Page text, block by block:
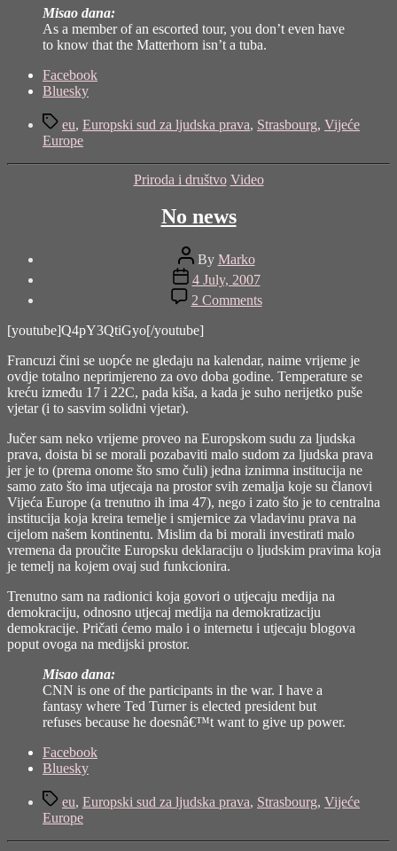
Misao dana:
As a member of an escorted tour, you don’t even have
to know that the Matterhorn isn’t a tuba.
Share
"Vijeće
Europe"
Facebook
Bluesky
Tagseu, Europski sud za ljudska prava, Strasbourg, Vijeće
Europe
Categories
Priroda i društvo Video
No news
Post
author
By Marko
Post
date
4 July, 2007
2 Commentson
No
[youtube]Q4pY3QtiGyo[/youtube]
Francuzi čini se uopće ne gledaju na kalendar, naime vrijeme je
ovdje totalno neprimjereno za ovo doba godine. Temperature se
kreću između 17 i 22C, pada kiša, a kada je suho nerijetko puše
vjetar (i to sasvim solidni vjetar).
Jučer sam neko vrijeme proveo na Europskom sudu za ljudska
prava, doista bi se morali pozabaviti malo sudom za ljudska prava
jer je to (prema onome što smo čuli) jedna iznimna institucija ne
samo zato što ima utjecaja na prostor svih zemalja koje su članovi
Vijeća Europe (a trenutno ih ima 47), nego i zato što je to centralna
institucija koja kreira temelje i smjernice za vladavinu prava na
cijelom našem kontinentu. Mislim da bi morali investirati malo
vremena da proučite Europsku deklaraciju o ljudskim pravima koja
je temelj na kojem ovaj sud funkcionira.
Trenutno sam na radionici koja govori o utjecaju medija na
demokraciju, odnosno utjecaj medija na demokratizaciju
demokracije. Pričati ćemo malo i o internetu i utjecaju blogova
poput ovoga na medijski prostor.
Misao dana:
CNN is one of the participants in the war. I have a
fantasy where Ted Turner is elected president but
refuses because he doesnâ€™t want to give up power.
Share
"No
Facebook
Bluesky
Tagseu, Europski sud za ljudska prava, Strasbourg, Vijeće
Europe